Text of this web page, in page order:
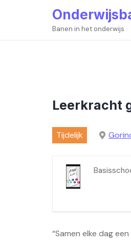
Banen in het onderwijs
Leerkracht
Tijdelijk
“Samen elke dag